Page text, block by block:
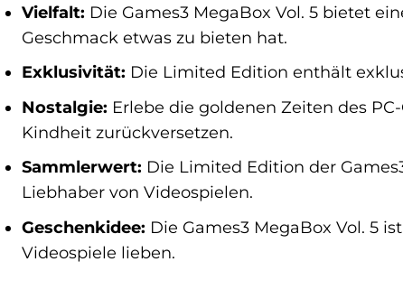
Vielfalt: Die Games3 MegaBox Vol. 5 bietet
Geschmack etwas zu bieten hat.
Exklusivität: Die Limited Edition enthält
Nostalgie: Erlebe die goldenen Zeiten des
Kindheit zurückversetzen.
Sammlerwert: Die Limited Edition der
Liebhaber von Videospielen.
Geschenkidee: Die Games3 MegaBox Vol. 5
Videospiele lieben.